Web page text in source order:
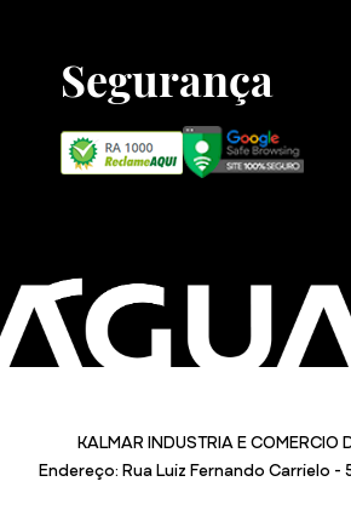
Segurança
KALMAR INDUSTRIA E
Endereço: Rua Luiz Fernando Carrielo